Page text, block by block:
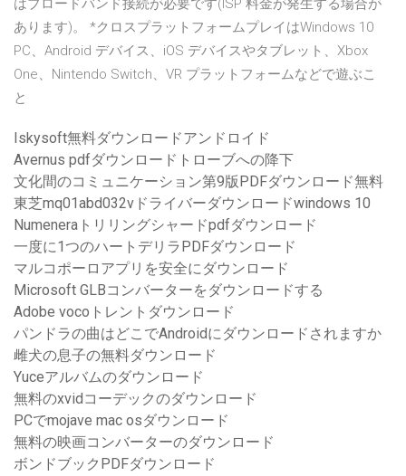
はブロードバンド接続が必要です(ISP 料金が発生する場合が
あります)。 *クロスプラットフォームプレイはWindows 10
PC、Android デバイス、iOS デバイスやタブレット、Xbox
One、Nintendo Switch、VR プラットフォームなどで遊ぶこ
と
Iskysoft無料ダウンロードアンドロイド
Avernus pdfダウンロードトローブへの降下
文化間のコミュニケーション第9版PDFダウンロード無料
東芝mq01abd032vドライバーダウンロードwindows 10
Numeneraトリリングシャードpdfダウンロード
一度に1つのハートデリラPDFダウンロード
マルコポーロアプリを安全にダウンロード
Microsoft GLBコンバーターをダウンロードする
Adobe vocoトレントダウンロード
パンドラの曲はどこでAndroidにダウンロードされますか
雌犬の息子の無料ダウンロード
Yuceアルバムのダウンロード
無料のxvidコーデックのダウンロード
PCでmojave mac osダウンロード
無料の映画コンバーターのダウンロード
ボンドブックPDFダウンロード